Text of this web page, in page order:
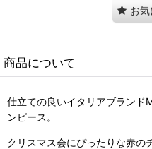
お
商品について
仕立ての良いイタリアブランド
ンピース。
クリスマス会にぴったりな赤の